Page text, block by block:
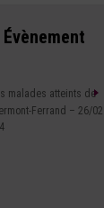
malades atteints de
Ferrand – 26/02